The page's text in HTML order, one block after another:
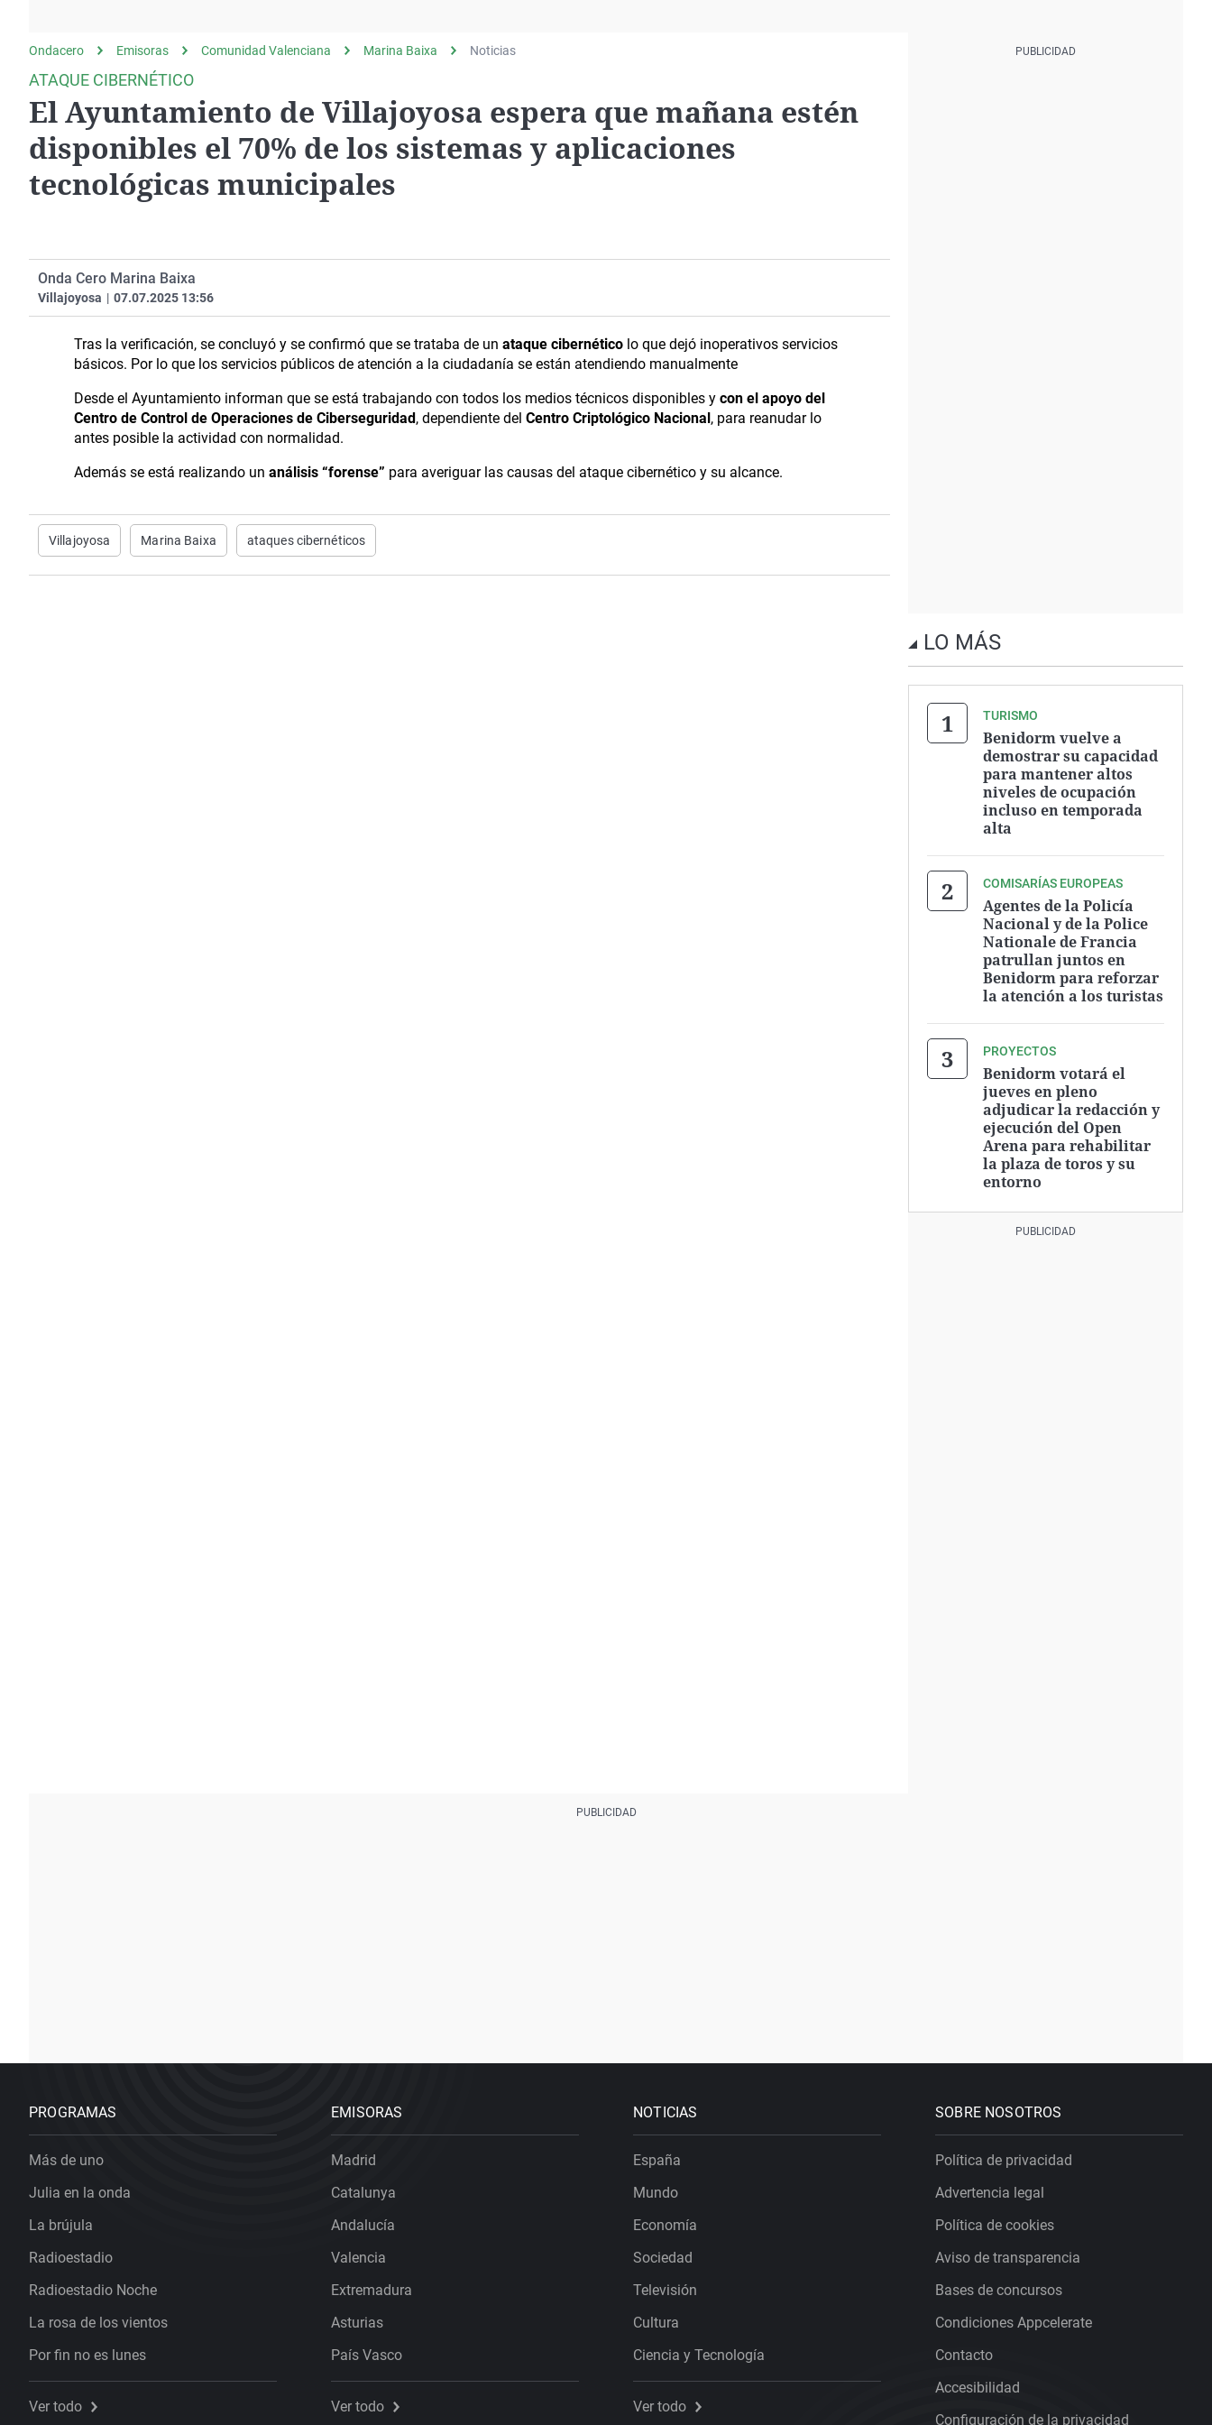
Como el perro y el
gato
Operación Viuda
Negra
Navarra
Ondacero Emisoras Comunidad Valenciana Marina Baixa Noticias
ATAQUE CIBERNÉTICO
El Ayuntamiento de Villajoyosa espera que mañana estén
disponibles el 70% de los sistemas y aplicaciones
tecnológicas municipales
Onda Cero Marina Baixa
Villajoyosa | 07.07.2025 13:56
Tras la verificación, se concluyó y se confirmó que se trataba de un ataque cibernético lo que dejó inoperativos servicios
básicos. Por lo que los servicios públicos de atención a la ciudadanía se están atendiendo manualmente
Desde el Ayuntamiento informan que se está trabajando con todos los medios técnicos disponibles y con el apoyo del
Centro de Control de Operaciones de Ciberseguridad, dependiente del Centro Criptológico Nacional, para reanudar lo
antes posible la actividad con normalidad.
Además se está realizando un análisis “forense” para averiguar las causas del ataque cibernético y su alcance.
Villajoyosa Marina Baixa ataques cibernéticos
LO MÁS
TURISMO
Benidorm vuelve a
demostrar su capacidad
para mantener altos
niveles de ocupación
incluso en temporada
alta
COMISARÍAS EUROPEAS
Agentes de la Policía
Nacional y de la Police
Nationale de Francia
patrullan juntos en
Benidorm para reforzar
la atención a los turistas
PROYECTOS
Benidorm votará el
jueves en pleno
adjudicar la redacción y
ejecución del Open
Arena para rehabilitar
la plaza de toros y su
entorno
PROGRAMAS
Más de uno
Julia en la onda
La brújula
Radioestadio
Radioestadio Noche
La rosa de los vientos
Por fin no es lunes
Ver todo
EMISORAS
Madrid
Catalunya
Andalucía
Valencia
Extremadura
Asturias
País Vasco
Ver todo
NOTICIAS
España
Mundo
Economía
Sociedad
Televisión
Cultura
Ciencia y Tecnología
Ver todo
SOBRE NOSOTROS
Política de privacidad
Advertencia legal
Política de cookies
Aviso de transparencia
Bases de concursos
Condiciones Appcelerate
Contacto
Accesibilidad
Configuración de la privacidad